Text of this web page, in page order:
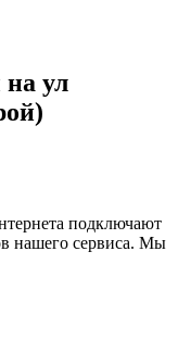
ул
подключают
нашего сервиса. Мы